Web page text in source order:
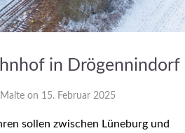
in Drögennindorf
Malte on 15. Februar 2025
sollen zwischen Lüneburg und